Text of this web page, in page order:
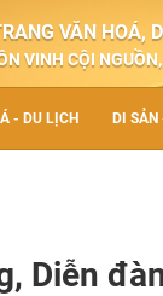
VĂN HOÁ,
VINH CỘI
- DU LỊCH DI
Diễn